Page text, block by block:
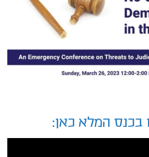
בכנס המלא כאן: